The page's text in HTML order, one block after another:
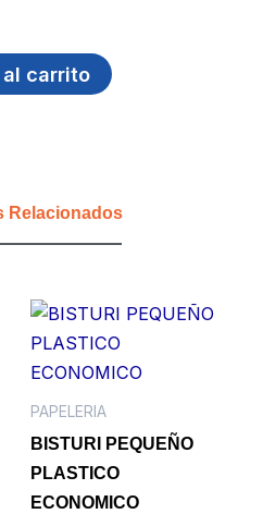
carrito
Relacionados
PAPELERIA
BISTURI PEQUEÑO
PLASTICO
ECONOMICO